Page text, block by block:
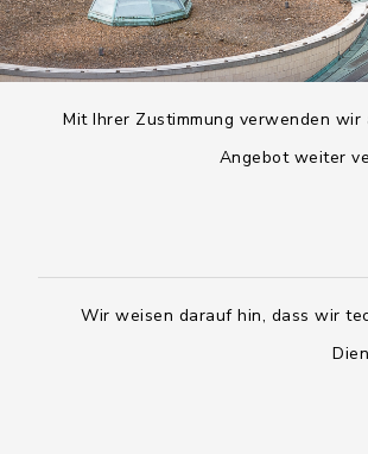
Mit Ihrer Zustimmung verwenden
Angebot weiter
Wir weisen darauf hin, dass wir